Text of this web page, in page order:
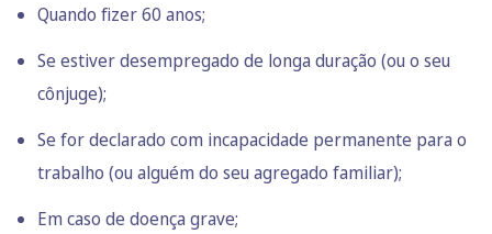
Quando fizer 60 anos;
Se estiver desempregado de longa duração (ou o seu
cônjuge);
Se for declarado com incapacidade permanente para o
trabalho (ou alguém do seu agregado familiar);
Em caso de doença grave;